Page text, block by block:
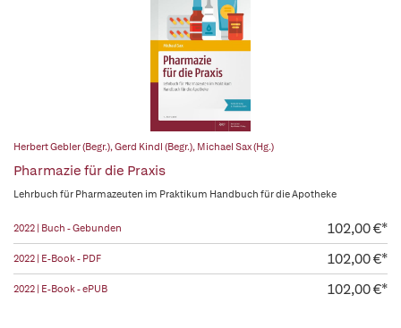
Herbert Gebler (Begr.),Gerd Kindl (Begr.), Michael Sax (Hg.)
Pharmazie für die Praxis
Lehrbuch für Pharmazeuten im Praktikum Handbuch für die Apotheke
2022 | Buch - Gebunden 102,00 €*
2022 | E-Book - PDF 102,00 €*
2022 | E-Book - ePUB 102,00 €*